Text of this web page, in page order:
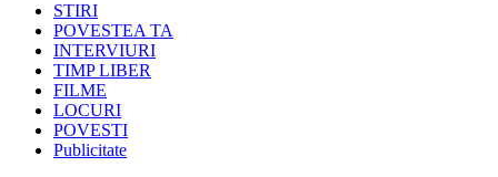
STIRI
POVESTEA TA
INTERVIURI
TIMP LIBER
FILME
LOCURI
POVESTI
Publicitate